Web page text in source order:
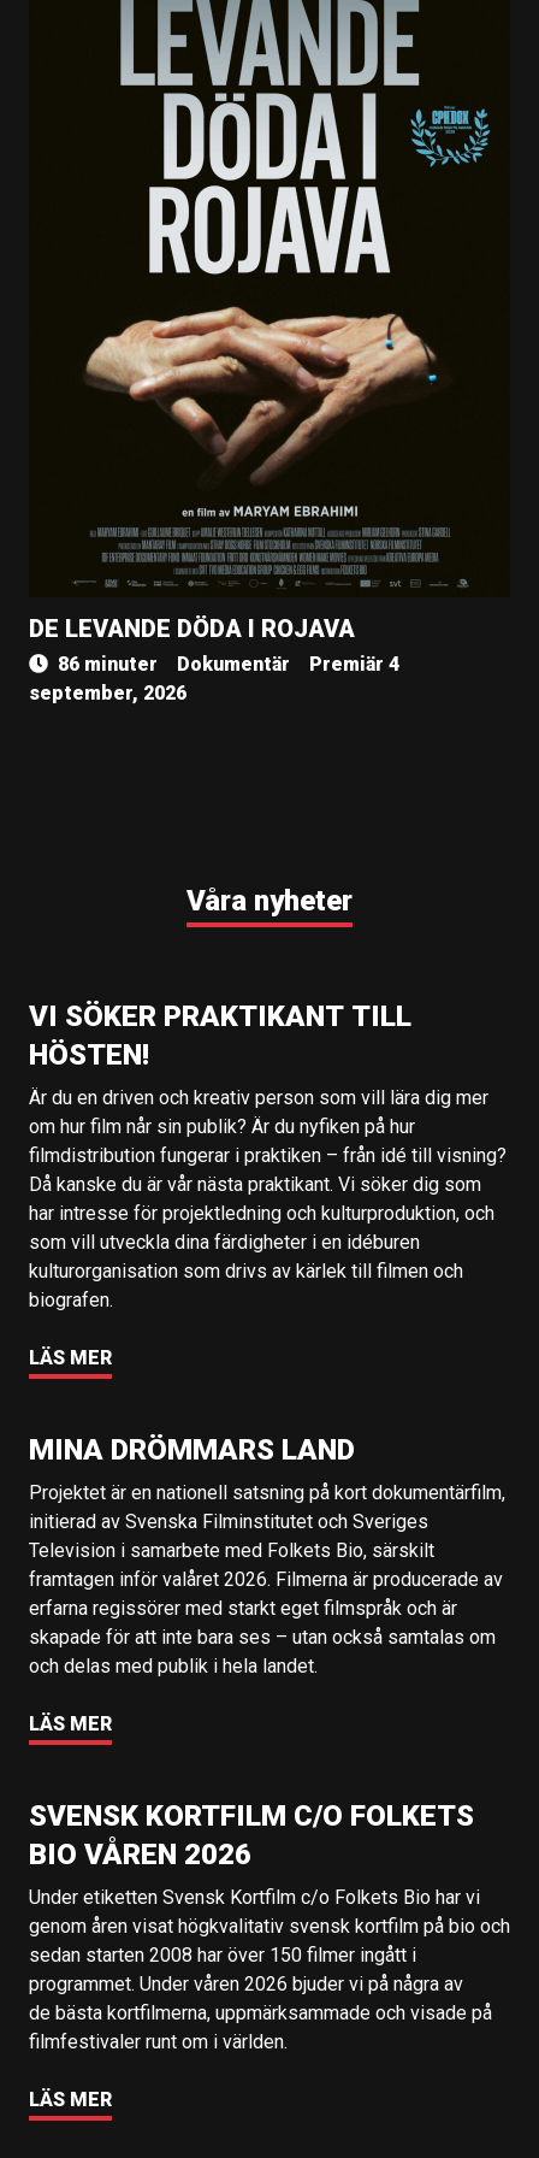
DE LEVANDE DÖDA I ROJAVA
86 minuter Dokumentär
Premiär 4
september, 2026
Våra nyheter
VI SÖKER PRAKTIKANT TILL
HÖSTEN!
Är du en driven och kreativ person som vill lära dig mer
om hur film når sin publik? Är du nyfiken på hur
filmdistribution fungerar i praktiken – från idé till visning?
Då kanske du är vår nästa praktikant. Vi söker dig som
har intresse för projektledning och kulturproduktion, och
som vill utveckla dina färdigheter i en idéburen
kulturorganisation som drivs av kärlek till filmen och
biografen.
LÄS MER
MINA DRÖMMARS LAND
Projektet är en nationell satsning på kort dokumentärfilm,
initierad av Svenska Filminstitutet och Sveriges
Television i samarbete med Folkets Bio, särskilt
framtagen inför valåret 2026. Filmerna är producerade av
erfarna regissörer med starkt eget filmspråk och är
skapade för att inte bara ses – utan också samtalas om
och delas med publik i hela landet.
LÄS MER
SVENSK KORTFILM C/O FOLKETS
BIO VÅREN 2026
Under etiketten Svensk Kortfilm c/o Folkets Bio har vi
genom åren visat högkvalitativ svensk kortfilm på bio och
sedan starten 2008 har över 150 filmer ingått i
programmet. Under våren 2026 bjuder vi på några av
de bästa kortfilmerna, uppmärksammade och visade på
filmfestivaler runt om i världen.
LÄS MER